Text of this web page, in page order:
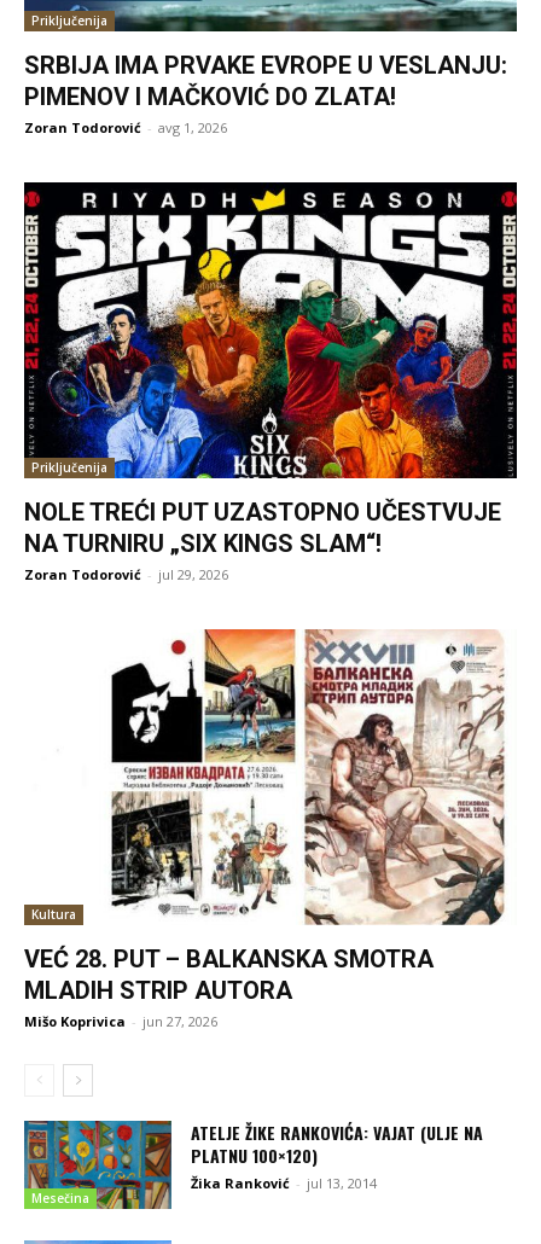
Priključenija
SRBIJA IMA PRVAKE EVROPE U VESLANJU:
PIMENOV I MAČKOVIĆ DO ZLATA!
Zoran Todorović - avg 1, 2026
Priključenija
NOLE TREĆI PUT UZASTOPNO UČESTVUJE
NA TURNIRU „SIX KINGS SLAM“!
Zoran Todorović - jul 29, 2026
Kultura
VEĆ 28. PUT – BALKANSKA SMOTRA
MLADIH STRIP AUTORA
Mišo Koprivica - jun 27, 2026
Mesečina
ATELJE ŽIKE RANKOVIĆA: VAJAT (ULJE NA
PLATNU 100×120)
Žika Ranković - jul 13, 2014